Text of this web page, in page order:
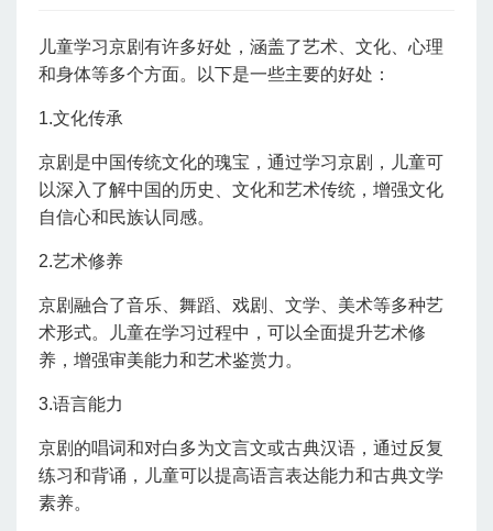
儿童学习京剧有许多好处，涵盖了艺术、文化、心理
和身体等多个方面。以下是一些主要的好处：
1.文化传承
京剧是中国传统文化的瑰宝，通过学习京剧，儿童可
以深入了解中国的历史、文化和艺术传统，增强文化
自信心和民族认同感。
2.艺术修养
京剧融合了音乐、舞蹈、戏剧、文学、美术等多种艺
术形式。儿童在学习过程中，可以全面提升艺术修
养，增强审美能力和艺术鉴赏力。
3.语言能力
京剧的唱词和对白多为文言文或古典汉语，通过反复
练习和背诵，儿童可以提高语言表达能力和古典文学
素养。